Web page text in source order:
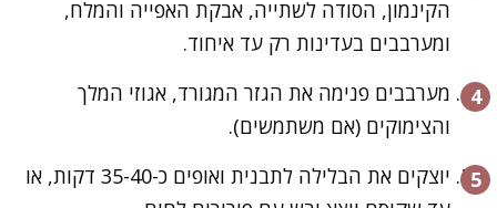
הקינמון, הסודה לשתייה, אבקת האפייה והמלח,
ומערבבים בעדינות רק עד איחוד.
מערבבים פנימה את הגזר המגורד, אגוזי המלך
והצימוקים (אם משתמשים).
יוצקים את הבלילה לתבנית ואופים כ-35-40 דקות, או